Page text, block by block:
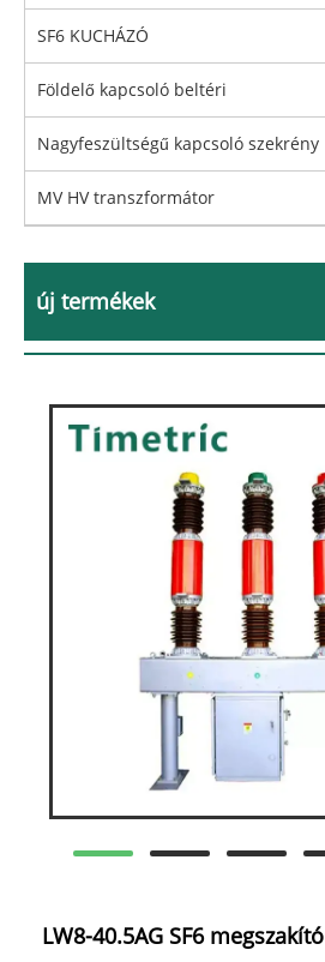
SF6 KUCHÁZÓ
Földelő kapcsoló beltéri
Nagyfeszültségű kapcsoló szekrény
MV HV transzformátor
új termékek
LW8-40.5AG SF6 megszakító